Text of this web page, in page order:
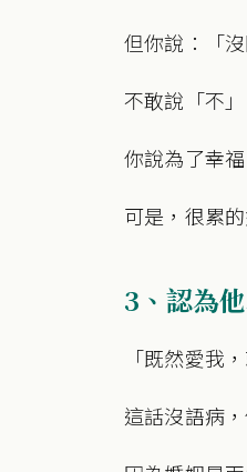
但你說：「
不敢說「不
你說為了幸
可是，很累
3、認為
「既然愛我
這話沒語病